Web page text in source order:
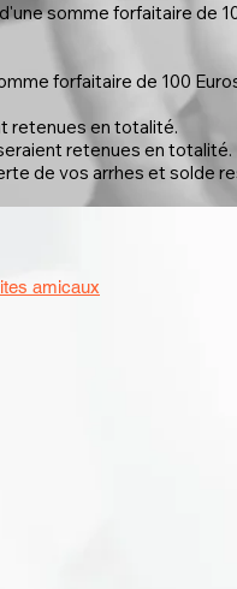
somme forfaitaire de
forfaitaire de 100
retenues en totalité.
retenues en totalité.
de vos arrhes et solde
amicaux